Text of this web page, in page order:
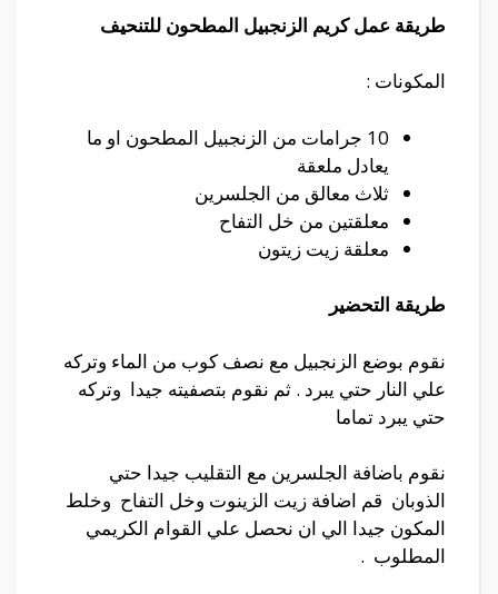
طريقة عمل كريم الزنجبيل المطحون للتنحيف
المكونات :
10 جرامات من الزنجبيل المطحون او ما
يعادل ملعقة
ثلاث معالق من الجلسرين
معلقتين من خل التفاح
معلقة زيت زيتون
طريقة التحضير
نقوم بوضع الزنجبيل مع نصف كوب من الماء وتركه
علي النار حتي يبرد . ثم نقوم بتصفيته جيدا وتركه
حتي يبرد تماما
نقوم باضافة الجلسرين مع التقليب جيدا حتي
الذوبان قم اضافة زيت الزينوت وخل التفاح وخلط
المكون جيدا الي ان نحصل علي القوام الكريمي
المطلوب .